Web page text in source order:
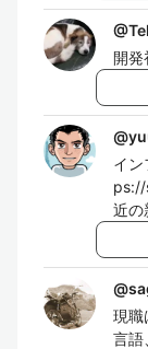
@
開発
@
イ
ps://
近の
@
現職
言語